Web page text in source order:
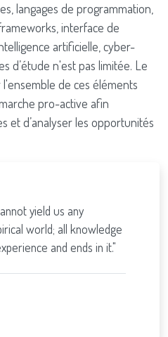
langages de programmation,
interface de
artificielle, cyber-
d’étude n'est pas limitée. Le
de ces éléments
pro-active afin
et d’analyser les opportunités
yield us any
world; all knowledge
and ends in it."